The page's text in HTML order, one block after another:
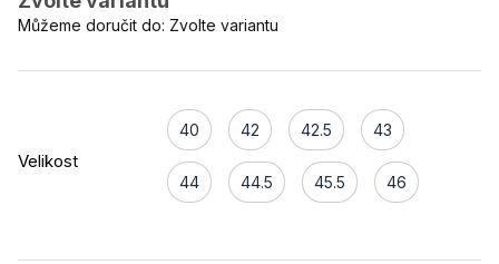
Velikost
40 42 42.5 43
44 44.5 45.5 46
Můžeme doručit do: Zvolte variantu